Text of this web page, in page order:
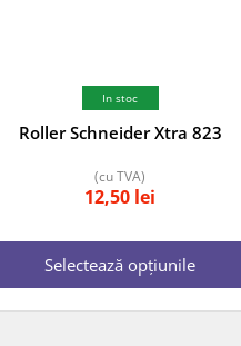
In stoc
Roller Schneider Xtra 823
12,50 lei
(cu TVA)
Selectează opțiunile